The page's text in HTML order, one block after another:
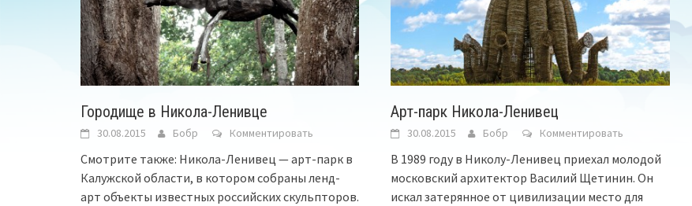
Городище в Никола-Ленивце
30.08.2015 Бобр Комментировать
Смотрите также: Никола-Ленивец — арт-парк в
Калужской области, в котором собраны ленд-
арт объекты известных российских скульпторов.
Арт-парк Никола-Ленивец
30.08.2015 Бобр Комментировать
В 1989 году в Николу-Ленивец приехал молодой
московский архитектор Василий Щетинин. Он
искал затерянное от цивилизации место для